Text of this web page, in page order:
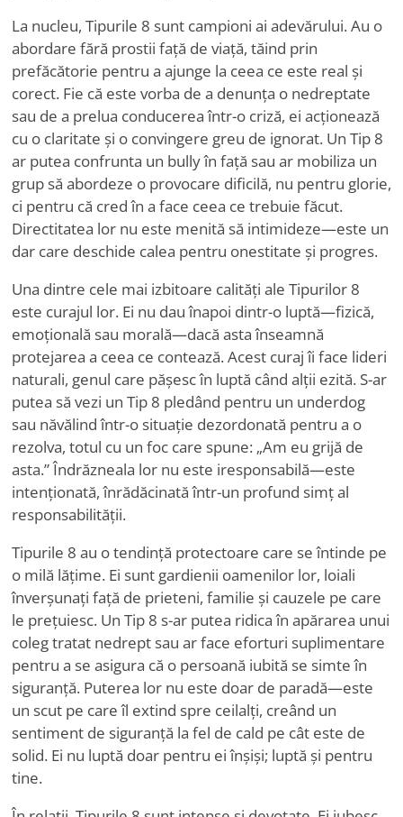
La nucleu, Tipurile 8 sunt campioni ai adevărului. Au o
abordare fără prostii față de viață, tăind prin
prefăcătorie pentru a ajunge la ceea ce este real și
corect. Fie că este vorba de a denunța o nedreptate
sau de a prelua conducerea într-o criză, ei acționează
cu o claritate și o convingere greu de ignorat. Un Tip 8
ar putea confrunta un bully în față sau ar mobiliza un
grup să abordeze o provocare dificilă, nu pentru glorie,
ci pentru că cred în a face ceea ce trebuie făcut.
Directitatea lor nu este menită să intimideze—este un
dar care deschide calea pentru onestitate și progres.
Una dintre cele mai izbitoare calități ale Tipurilor 8
este curajul lor. Ei nu dau înapoi dintr-o luptă—fizică,
emoțională sau morală—dacă asta înseamnă
protejarea a ceea ce contează. Acest curaj îi face lideri
naturali, genul care pășesc în luptă când alții ezită. S-ar
putea să vezi un Tip 8 pledând pentru un underdog
sau năvălind într-o situație dezordonată pentru a o
rezolva, totul cu un foc care spune: „Am eu grijă de
asta.” Îndrăzneala lor nu este iresponsabilă—este
intenționată, înrădăcinată într-un profund simț al
responsabilității.
Tipurile 8 au o tendință protectoare care se întinde pe
o milă lățime. Ei sunt gardienii oamenilor lor, loiali
înverșunați față de prieteni, familie și cauzele pe care
le prețuiesc. Un Tip 8 s-ar putea ridica în apărarea unui
coleg tratat nedrept sau ar face eforturi suplimentare
pentru a se asigura că o persoană iubită se simte în
siguranță. Puterea lor nu este doar de paradă—este
un scut pe care îl extind spre ceilalți, creând un
sentiment de siguranță la fel de cald pe cât este de
solid. Ei nu luptă doar pentru ei înșiși; luptă și pentru
tine.